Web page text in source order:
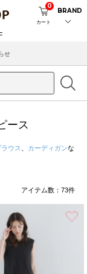
カート
0
BRAND
ース
ウス カーディガンな
アイテム数： 73件